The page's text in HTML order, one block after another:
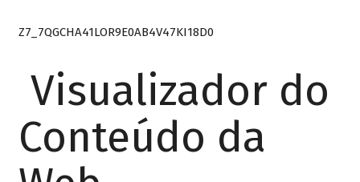
Z7_7QGCHA41LOR9E0AB4V47KI18D0
Visualizador do
Conteúdo da